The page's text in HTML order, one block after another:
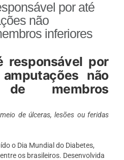
por até
não
inferiores
responsável por
não
de membros
de úlceras, lesões ou feridas
o Dia Mundial do Diabetes,
os brasileiros. Desenvolvida